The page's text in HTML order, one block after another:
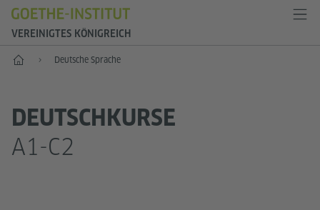
VEREINIGTES KÖNIGREICH
Start Deutsche Sprache
DEUTSCHKURSE
A1-C2